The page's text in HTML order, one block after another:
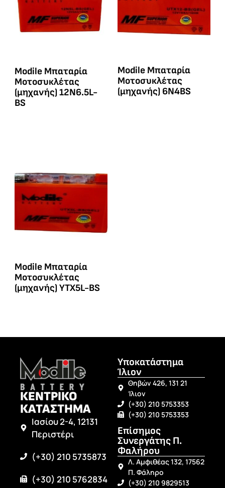
Modile Μπαταρία
Μοτοσυκλέτας
(μηχανής) 12N6.5L-
BS
Modile Μπαταρία
Μοτοσυκλέτας
(μηχανής) 6N4BS
Modile Μπαταρία
Μοτοσυκλέτας
(μηχανής) YTX5L-BS
ΚΕΝΤΡΙΚΟ
ΚΑΤΑΣΤΗΜΑ
Ιασίου 2-4, 12131
Περιστέρι
(+30) 210 5735873
(+30) 210 5762834
Υποκατάστημα
Ίλιον
Θηβών 426, 131 21
Ίλιον
(+30) 210 5753353
(+30) 210 5753353
Επίσημος
Συνεργάτης Π.
Φαλήρου
Λ. Αμφιθέας 132, 17562
Π. Φάληρο
(+30) 210 9829513